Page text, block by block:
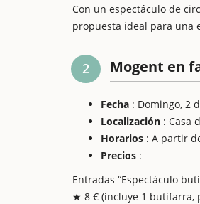
Con un espectáculo de
propuesta ideal para una
2 Mogent en
Fecha : Domingo, 2
Localización : Casa
Horarios : A partir
Precios :
Entradas “Espectáculo
★ 8 € (incluye 1 butifarra,